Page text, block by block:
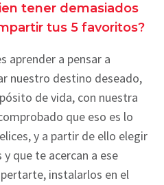
tener demasiados
tus 5 favoritos?
aprender a pensar a
nuestro destino deseado,
de vida, con nuestra
que eso es lo
y a partir de ello elegir
que te acercan a ese
instalarlos en el